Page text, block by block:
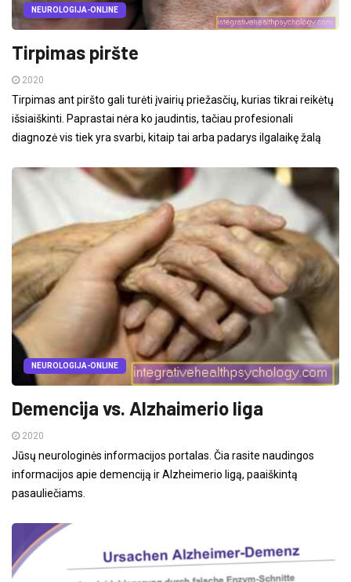
NEUROLOGIJA-ONLINE
Tirpimas piršte
2020
Tirpimas ant piršto gali turėti įvairių priežasčių, kurias tikrai reikėtų
išsiaiškinti. Paprastai nėra ko jaudintis, tačiau profesionali
diagnozė vis tiek yra svarbi, kitaip tai arba padarys ilgalaikę žalą
NEUROLOGIJA-ONLINE
Demencija vs. Alzhaimerio liga
2020
Jūsų neurologinės informacijos portalas. Čia rasite naudingos
informacijos apie demenciją ir Alzheimerio ligą, paaiškintą
pasauliečiams.